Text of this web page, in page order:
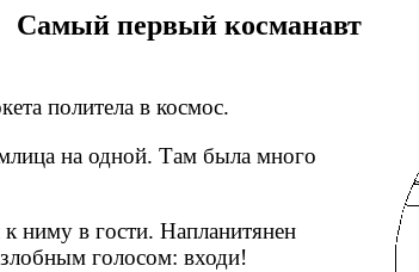
Самый первый косманавт
политела в космос.
на одной. Там была много
ниму в гости. Напланитянен
голосом: входи!